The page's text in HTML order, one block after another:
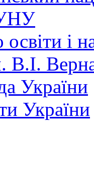
освіти і
В.І.
України
України